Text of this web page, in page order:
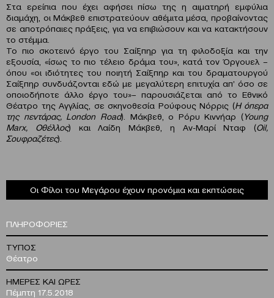
Στα ερείπια που έχει αφήσει πίσω της η αιματηρή εμφύλια
διαμάχη, οι Μάκβεθ επιστρατεύουν αθέμιτα μέσα, προβαίνοντας
σε αποτρόπαιες πράξεις, για να επιβιώσουν και να κατακτήσουν
το στέμμα.
Το πιο σκοτεινό έργο του Σαίξπηρ για τη φιλοδοξία και την
εξουσία, «ίσως το πιο τέλειο δράμα του», κατά τον Όργουελ –
όπου «οι ιδιότητες του ποιητή Σαίξπηρ και του δραματουργού
Σαίξπηρ συνδυάζονται εδώ με μεγαλύτερη επιτυχία απ’ όσο σε
οποιοδήποτε άλλο έργο του»– παρουσιάζεται από το Εθνικό
Θέατρο της Αγγλίας, σε σκηνοθεσία Ρούφους Νόρρις (Η όπερα
της πεντάρας, London Road). Μάκβεθ, ο Ρόρυ Κιννήαρ (Young
Marx, Οθέλλος) και Λαίδη Μάκβεθ, η Aν-Μαρί Νταφ (Oil,
Σουφραζέτες).
Οι Φίλοι του Μεγάρου έχουν προνόμια και εκπτώσεις
ΠΛΗΡΟΦΟΡΙΕΣ
ΤΥΠΟΣ
Θέατρο
ΗΜΕΡΕΣ ΚΑΙ ΩΡΕΣ
Πέμπτη 17.5.2018